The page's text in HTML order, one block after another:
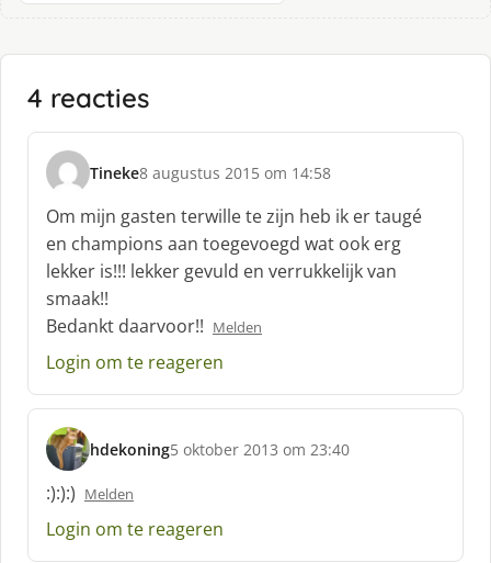
4 reacties
Tineke
s
c
h
r
e
e
f
8 augustus 2015 om 14:58
Om mijn gasten terwille te zijn heb ik er taugé
en champions aan toegevoegd wat ook erg
lekker is!!! lekker gevuld en verrukkelijk van
smaak!!
Bedankt daarvoor!! Melden
Login om te reageren
hdekoning
s
c
h
r
5 oktober 2013 om 23:40
:):):) Melden
Login om te reageren